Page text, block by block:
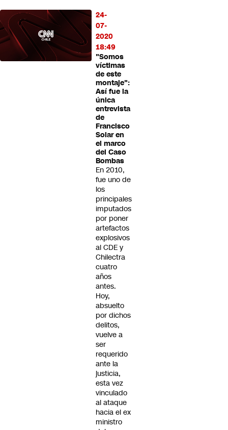
24-
07-
2020
18:49
"Somos
víctimas
de este
montaje":
Así fue la
única
entrevista
de
Francisco
Solar en
el marco
del Caso
Bombas
En 2010,
fue uno de
los
principales
imputados
por poner
artefactos
explosivos
al CDE y
Chilectra
cuatro
años
antes.
Hoy,
absuelto
por dichos
delitos,
vuelve a
ser
requerido
ante la
justicia,
esta vez
vinculado
al ataque
hacia el ex
ministro